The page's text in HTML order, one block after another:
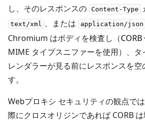
し、そのレスポンスの Content-Type
text/xml 、または application/json
Chromium はボディを検査し（CORB
MIME タイプスニファーを使用）、タ
レンダラーが見る前にレスポンスを空
す。
Webプロキシ セキュリティの観点で
際にクロスオリジンであれば CORB